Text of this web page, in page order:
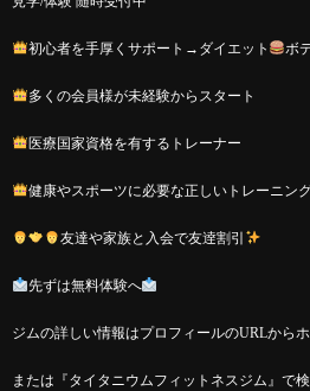
初心者を手厚くサポート→ダイエット ボ
多くの会員様が未経験からスタート
医療国家資格を有するトレーナー
健康やスポーツに必要な正しいトレーニン
友達や家族と入会で友逹割引
先ずは無料体験へ
ジムの詳しい情報はプロフィールのURLから
または『タイタニウムフィットネスジム』で